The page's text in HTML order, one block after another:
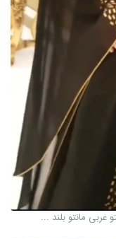
عربی مانتو بلند ...